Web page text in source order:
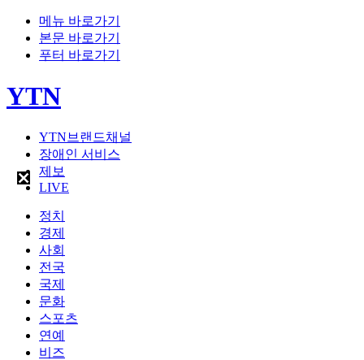
메뉴 바로가기
본문 바로가기
푸터 바로가기
YTN
YTN브랜드채널
장애인 서비스
제보
LIVE
정치
경제
사회
전국
국제
문화
스포츠
연예
비즈